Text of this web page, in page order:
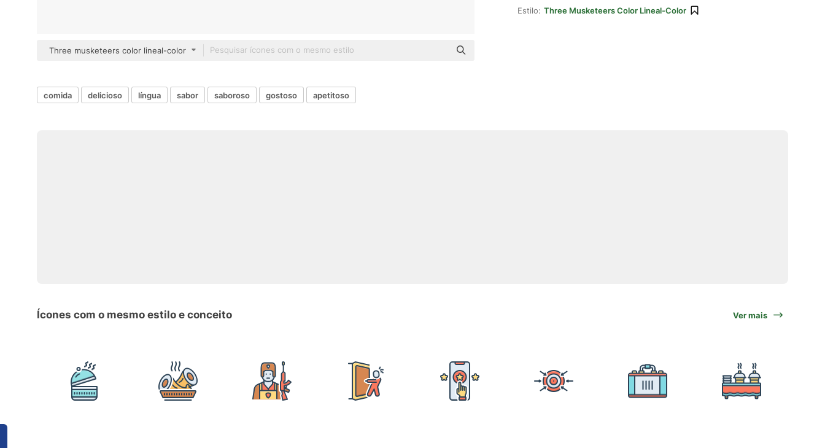
Three musketeers color lineal-color
Estilo: Three Musketeers Color Lineal-Color
comida delicioso língua sabor saboroso gostoso apetitoso
Ícones com o mesmo estilo e conceito Ver mais